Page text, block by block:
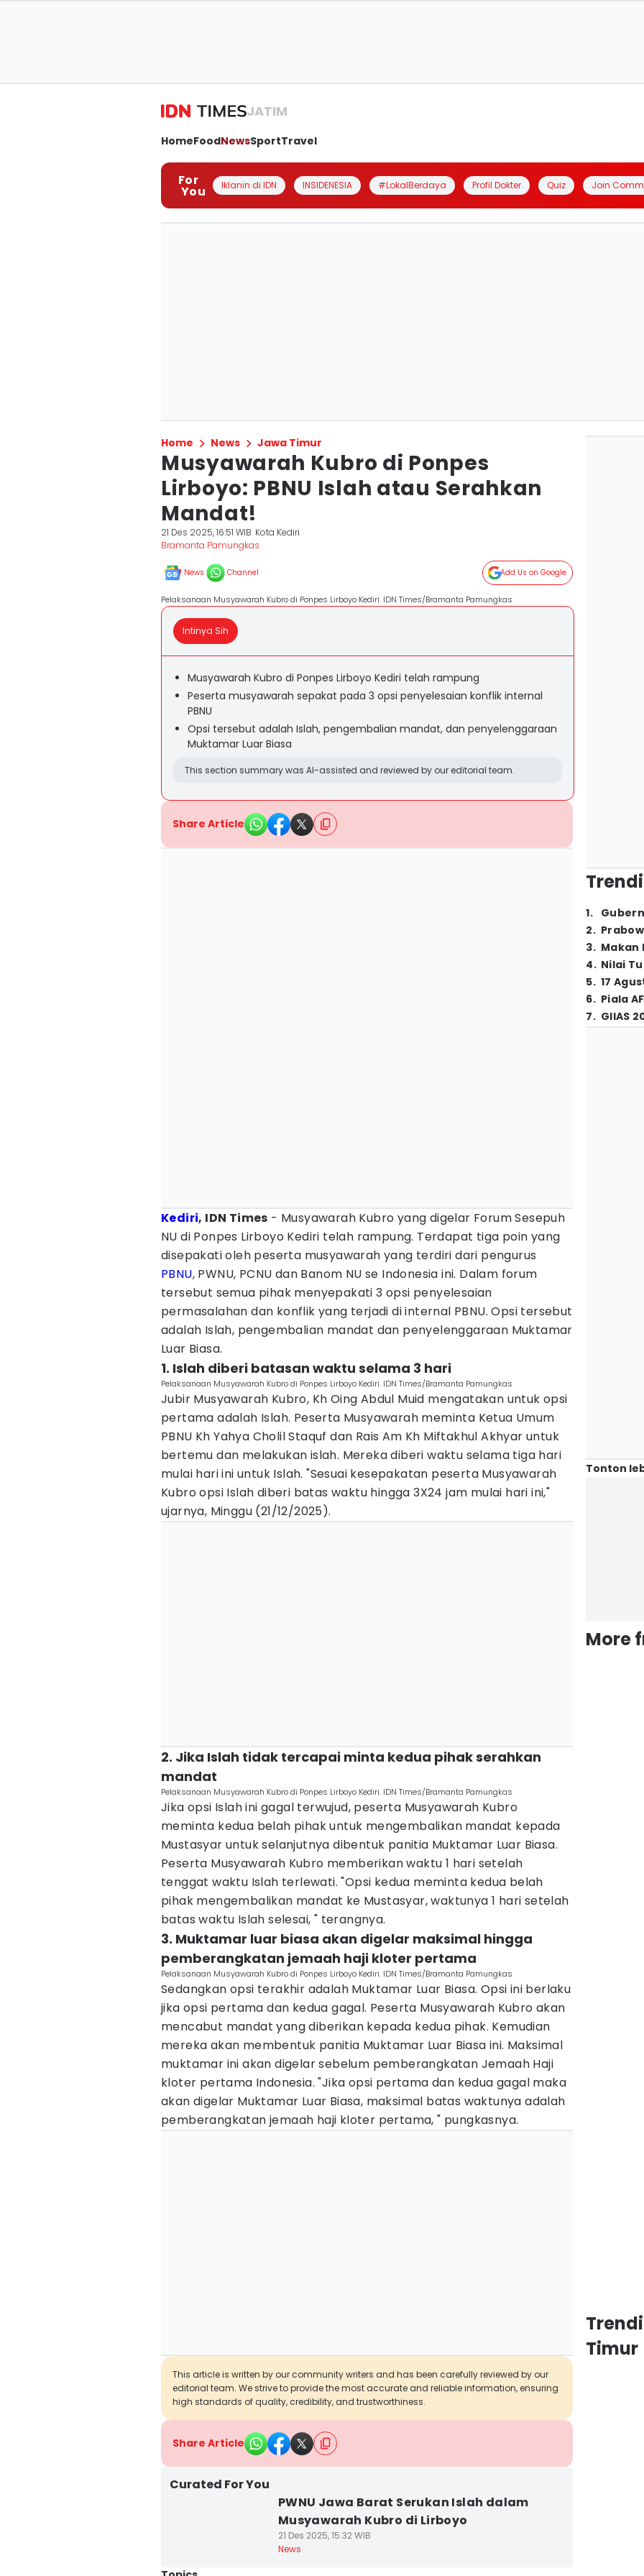
JATIM
HomeFoodNewsSportTravel
For
You Iklanin di IDN INSIDENESIA #LokalBerdaya Profil Dokter Quiz Join
Home News Jawa Timur
Musyawarah Kubro di Ponpes
Lirboyo: PBNU Islah atau Serahkan
Mandat!
21 Des 2025, 16:51 WIB Kota Kediri
Bramanta Pamungkas
News Channel Add Us on Google
Pelaksanaan Musyawarah Kubro di Ponpes Lirboyo Kediri. IDN Times/Bramanta Pamungkas
Intinya Sih
Musyawarah Kubro di Ponpes Lirboyo Kediri telah rampung
Peserta musyawarah sepakat pada 3 opsi penyelesaian konflik internal
PBNU
Opsi tersebut adalah Islah, pengembalian mandat, dan penyelenggaraan
Muktamar Luar Biasa
This section summary was AI-assisted and reviewed by our editorial team.
Share Article
Kediri, IDN Times - Musyawarah Kubro yang digelar Forum Sesepuh
NU di Ponpes Lirboyo Kediri telah rampung. Terdapat tiga poin yang
disepakati oleh peserta musyawarah yang terdiri dari pengurus
PBNU, PWNU, PCNU dan Banom NU se Indonesia ini. Dalam forum
tersebut semua pihak menyepakati 3 opsi penyelesaian
permasalahan dan konflik yang terjadi di internal PBNU. Opsi tersebut
adalah Islah, pengembalian mandat dan penyelenggaraan Muktamar
Luar Biasa.
1. Islah diberi batasan waktu selama 3 hari
Pelaksanaan Musyawarah Kubro di Ponpes Lirboyo Kediri. IDN Times/Bramanta Pamungkas
Jubir Musyawarah Kubro, Kh Oing Abdul Muid mengatakan untuk opsi
pertama adalah Islah. Peserta Musyawarah meminta Ketua Umum
PBNU Kh Yahya Cholil Staquf dan Rais Am Kh Miftakhul Akhyar untuk
bertemu dan melakukan islah. Mereka diberi waktu selama tiga hari
mulai hari ini untuk Islah. "Sesuai kesepakatan peserta Musyawarah
Kubro opsi Islah diberi batas waktu hingga 3X24 jam mulai hari ini,"
ujarnya, Minggu (21/12/2025).
2. Jika Islah tidak tercapai minta kedua pihak serahkan
mandat
Pelaksanaan Musyawarah Kubro di Ponpes Lirboyo Kediri. IDN Times/Bramanta Pamungkas
Jika opsi Islah ini gagal terwujud, peserta Musyawarah Kubro
meminta kedua belah pihak untuk mengembalikan mandat kepada
Mustasyar untuk selanjutnya dibentuk panitia Muktamar Luar Biasa.
Peserta Musyawarah Kubro memberikan waktu 1 hari setelah
tenggat waktu Islah terlewati. "Opsi kedua meminta kedua belah
pihak mengembalikan mandat ke Mustasyar, waktunya 1 hari setelah
batas waktu Islah selesai, " terangnya.
3. Muktamar luar biasa akan digelar maksimal hingga
pemberangkatan jemaah haji kloter pertama
Pelaksanaan Musyawarah Kubro di Ponpes Lirboyo Kediri. IDN Times/Bramanta Pamungkas
Sedangkan opsi terakhir adalah Muktamar Luar Biasa. Opsi ini berlaku
jika opsi pertama dan kedua gagal. Peserta Musyawarah Kubro akan
mencabut mandat yang diberikan kepada kedua pihak. Kemudian
mereka akan membentuk panitia Muktamar Luar Biasa ini. Maksimal
muktamar ini akan digelar sebelum pemberangkatan Jemaah Haji
kloter pertama Indonesia. "Jika opsi pertama dan kedua gagal maka
akan digelar Muktamar Luar Biasa, maksimal batas waktunya adalah
pemberangkatan jemaah haji kloter pertama, " pungkasnya.
This article is written by our community writers and has been carefully reviewed by our
editorial team. We strive to provide the most accurate and reliable information, ensuring
high standards of quality, credibility, and trustworthiness.
Share Article
Curated For You
PWNU Jawa Barat Serukan Islah dalam
Musyawarah Kubro di Lirboyo
21 Des 2025, 15:32 WIB
News
1.
2.
3. Makan
4. Nilai
5. 17
6. Piala
7. GIIAS
Tonton
More
Timur